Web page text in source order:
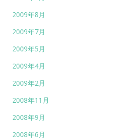
2009年8月
2009年7月
2009年5月
2009年4月
2009年2月
2008年11月
2008年9月
2008年6月